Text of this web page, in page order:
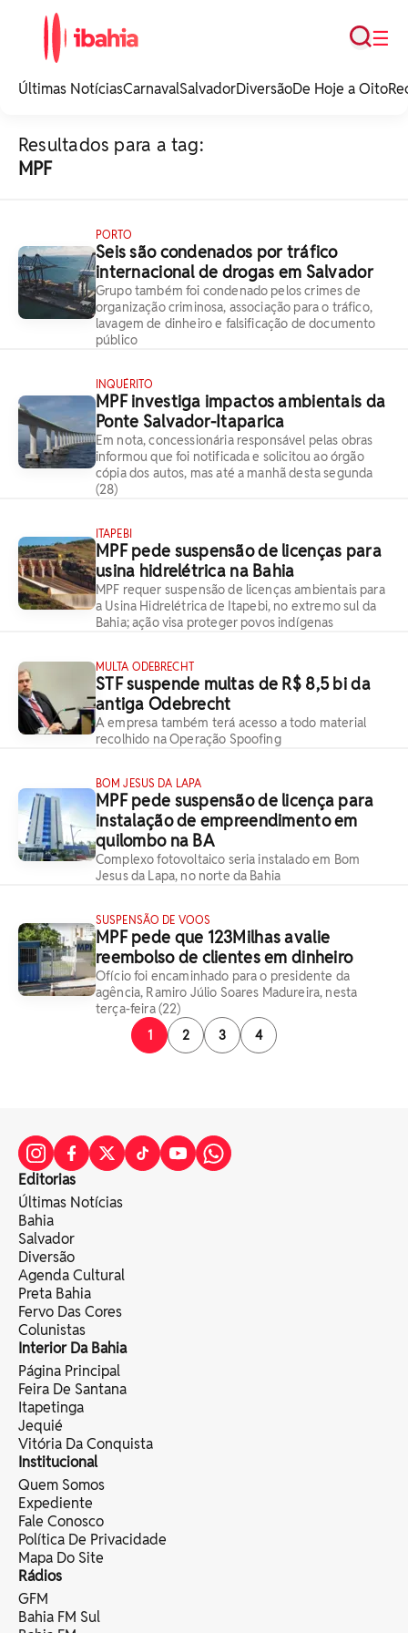
noticias e
☰
Busca
Últimas NotíciasCarnavalSalvadorDiversãoDe Hoje a Oito
Resultados para a tag:
MPF
PORTO
Seis são condenados por tráfico
internacional de drogas em Salvador
Grupo também foi condenado pelos crimes de
organização criminosa, associação para o tráfico,
lavagem de dinheiro e falsificação de documento
público
INQUÉRITO
MPF investiga impactos ambientais da
Ponte Salvador-Itaparica
Em nota, concessionária responsável pelas obras
informou que foi notificada e solicitou ao órgão
cópia dos autos, mas até a manhã desta segunda
(28)
ITAPEBI
MPF pede suspensão de licenças para
usina hidrelétrica na Bahia
MPF requer suspensão de licenças ambientais para
a Usina Hidrelétrica de Itapebi, no extremo sul da
Bahia; ação visa proteger povos indígenas
MULTA ODEBRECHT
STF suspende multas de R$ 8,5 bi da
antiga Odebrecht
A empresa também terá acesso a todo material
recolhido na Operação Spoofing
BOM JESUS DA LAPA
MPF pede suspensão de licença para
instalação de empreendimento em
quilombo na BA
Complexo fotovoltaico seria instalado em Bom
Jesus da Lapa, no norte da Bahia
SUSPENSÃO DE VOOS
MPF pede que 123Milhas avalie
reembolso de clientes em dinheiro
Ofício foi encaminhado para o presidente da
agência, Ramiro Júlio Soares Madureira, nesta
terça-feira (22)
1
2 3 4
Editorias
Últimas Notícias
Bahia
Salvador
Diversão
Agenda Cultural
Preta Bahia
Fervo Das Cores
Colunistas
Interior Da Bahia
Página Principal
Feira De Santana
Itapetinga
Jequié
Vitória Da Conquista
Institucional
Quem Somos
Expediente
Fale Conosco
Política De Privacidade
Mapa Do Site
Rádios
GFM
Bahia FM Sul